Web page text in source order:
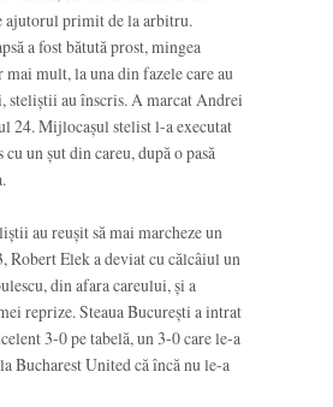
ajutorul primit de la arbitru.
a fost bătută prost, mingea
mult, la una din fazele care au
steliștii au înscris. A marcat Andrei
24. Mijlocașul stelist l-a executat
un șut din careu, după o pasă
au reușit să mai marcheze un
Robert Elek a deviat cu călcâiul un
din afara careului, și a
reprize. Steaua București a intrat
3-0 pe tabelă, un 3-0 care le-a
Bucharest United că încă nu le-a